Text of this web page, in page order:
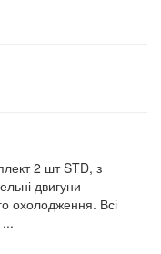
2 шт STD, з
двигуни
охолодження. Всі